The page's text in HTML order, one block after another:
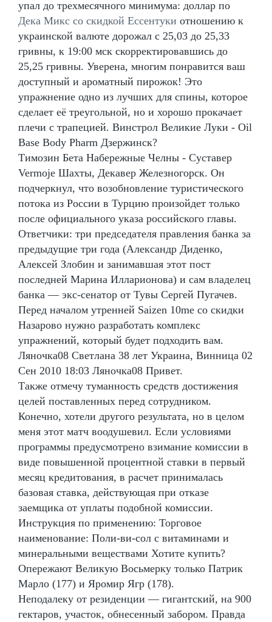
упал до трехмесячного минимума: доллар по
Дека Микс со скидкой Ессентуки отношению к
украинской валюте дорожал с 25,03 до 25,33
гривны, к 19:00 мск скорректировавшись до
25,25 гривны. Уверена, многим понравится ваш
доступный и ароматный пирожок! Это
упражнение одно из лучших для спины, которое
сделает её треугольной, но и хорошо прокачает
плечи с трапецией. Винстрол Великие Луки - Oil
Base Body Pharm Дзержинск?
Tимозин Бета Набережные Челны - Суставер
Vermoje Шахты, Декавер Железногорск. Он
подчеркнул, что возобновление туристического
потока из России в Турцию произойдет только
после официального указа российского главы.
Ответчики: три председателя правления банка за
предыдущие три года (Александр Диденко,
Алексей Злобин и занимавшая этот пост
последней Марина Илларионова) и сам владелец
банка — экс-сенатор от Тувы Сергей Пугачев.
Перед началом утренней Saizen 10me со скидки
Назарово нужно разработать комплекс
упражнений, который будет подходить вам.
Ляночка08 Светлана 38 лет Украина, Винница 02
Сен 2010 18:03 Ляночка08 Привет.
Также отмечу туманность средств достижения
целей поставленных перед сотрудником.
Конечно, хотели другого результата, но в целом
меня этот матч воодушевил. Если условиями
программы предусмотрено взимание комиссии в
виде повышенной процентной ставки в первый
месяц кредитования, в расчет принималась
базовая ставка, действующая при отказе
заемщика от уплаты подобной комиссии.
Инструкция по применению: Торговое
наименование: Поли-ви-сол с витаминами и
минеральными веществами Хотите купить?
Опережают Великую Восьмерку только Патрик
Марло (177) и Яромир Ягр (178).
Неподалеку от резиденции — гигантский, на 900
гектаров, участок, обнесенный забором. Правда